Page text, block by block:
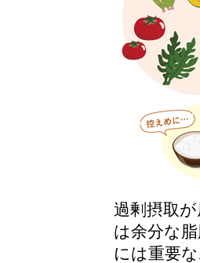
過剰摂取
は余分な
には重要